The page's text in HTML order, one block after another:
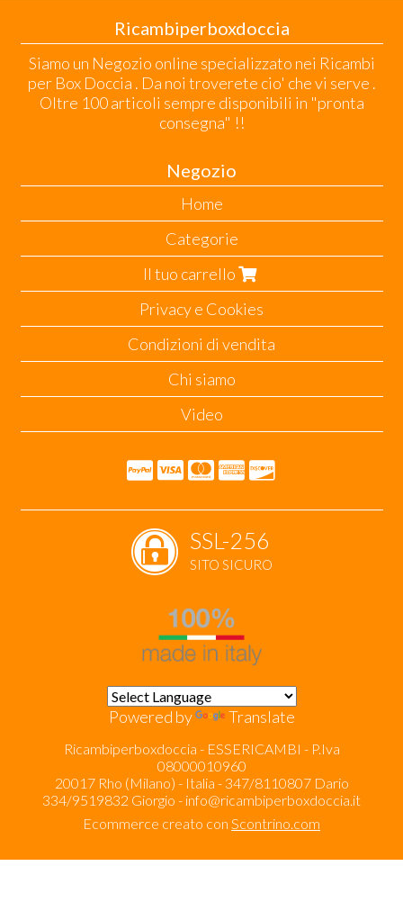
Ricambiperboxdoccia
Siamo un Negozio online specializzato nei Ricambi
per Box Doccia . Da noi troverete cio' che vi serve .
Oltre 100 articoli sempre disponibili in "pronta
consegna" !!
Negozio
Home
Categorie
Il tuo carrello
Privacy e Cookies
Condizioni di vendita
Chi siamo
Video
SSL-256
SITO SICURO
Powered by Translate
Ricambiperboxdoccia - ESSERICAMBI - P.Iva
08000010960
20017 Rho (Milano) - Italia - 347/8110807 Dario
334/9519832 Giorgio - info@ricambiperboxdoccia.it
Ecommerce creato con Scontrino.com